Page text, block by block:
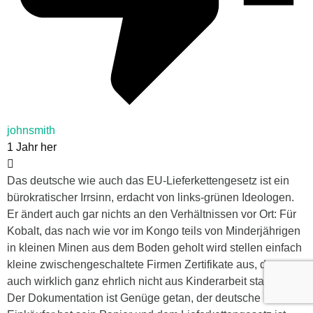
johnsmith
1 Jahr her
Das deutsche wie auch das EU-Lieferkettengesetz ist ein
bürokratischer Irrsinn, erdacht von links-grünen Ideologen.
Er ändert auch gar nichts an den Verhältnissen vor Ort: Für
Kobalt, das nach wie vor im Kongo teils von Minderjährigen
in kleinen Minen aus dem Boden geholt wird stellen einfach
kleine zwischengeschaltete Firmen Zertifikate aus, dass es
auch wirklich ganz ehrlich nicht aus Kinderarbeit stammt.
Der Dokumentation ist Genüge getan, der deutsche